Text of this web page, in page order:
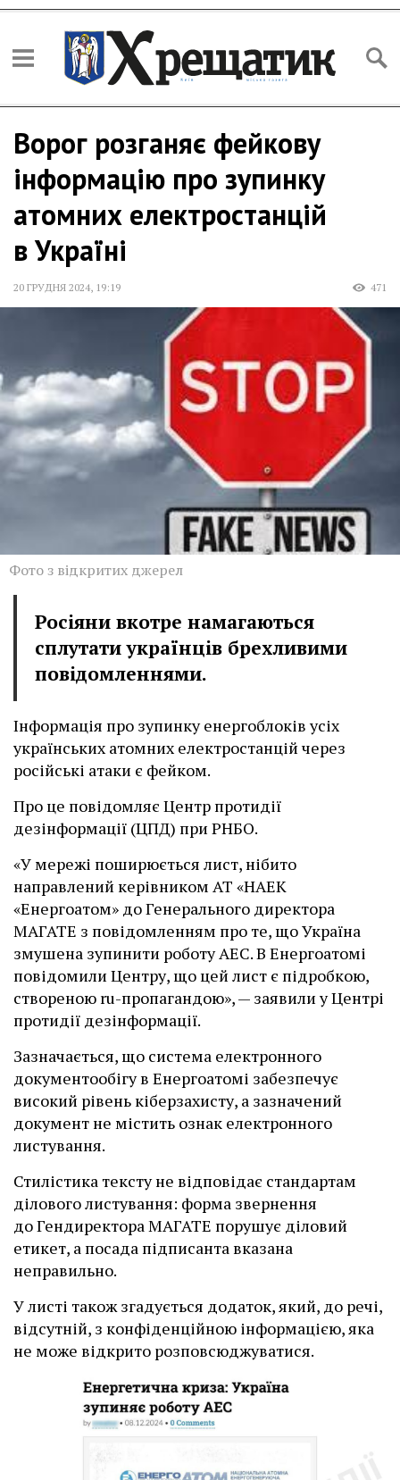
Ворог розганяє фейкову
інформацію про зупинку
атомних електростанцій
в Україні
20 ГРУДНЯ 2024, 19:19 471
Фото з відкритих джерел
Росіяни вкотре намагаються
сплутати українців брехливими
повідомленнями.
Інформація про зупинку енергоблоків усіх
українських атомних електростанцій через
російські атаки є фейком.
Про це повідомляє Центр протидії
дезінформації (ЦПД) при РНБО.
«У мережі поширюється лист, нібито
направлений керівником АТ «НАЕК
«Енергоатом» до Генерального директора
МАГАТЕ з повідомленням про те, що Україна
змушена зупинити роботу АЕС. В Енергоатомі
повідомили Центру, що цей лист є підробкою,
створеною ru-пропагандою», — заявили у Центрі
протидії дезінформації.
Зазначається, що система електронного
документообігу в Енергоатомі забезпечує
високий рівень кіберзахисту, а зазначений
документ не містить ознак електронного
листування.
Стилістика тексту не відповідає стандартам
ділового листування: форма звернення
до Гендиректора МАГАТЕ порушує діловий
етикет, а посада підписанта вказана
неправильно.
У листі також згадується додаток, який, до речі,
відсутній, з конфіденційною інформацією, яка
не може відкрито розповсюджуватися.